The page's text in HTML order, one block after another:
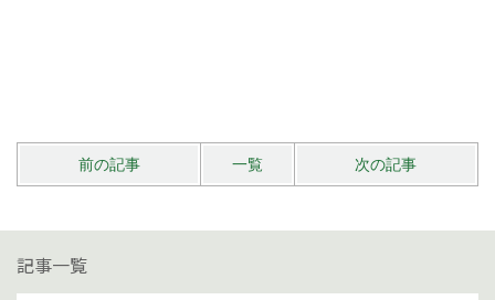
前の記事 一覧 次の記事
記事一覧